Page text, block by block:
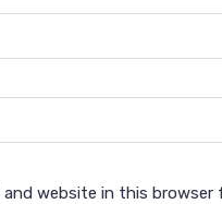
and website in this